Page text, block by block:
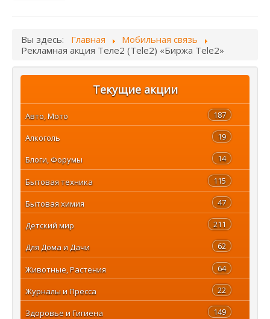
Вы здесь: Главная
Мобильная связь
Рекламная акция Теле2 (Tele2) «Биржа Tele2»
Текущие акции
187
Авто, Мото
19
Алкоголь
14
Блоги, Форумы
115
Бытовая техника
47
Бытовая химия
211
Детский мир
62
Для Дома и Дачи
64
Животные, Растения
22
Журналы и Пресса
149
Здоровье и Гигиена